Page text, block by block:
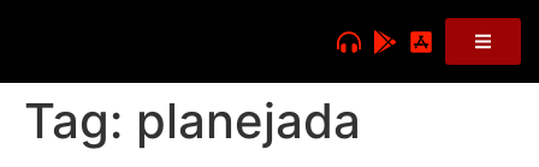
Tag: planejada